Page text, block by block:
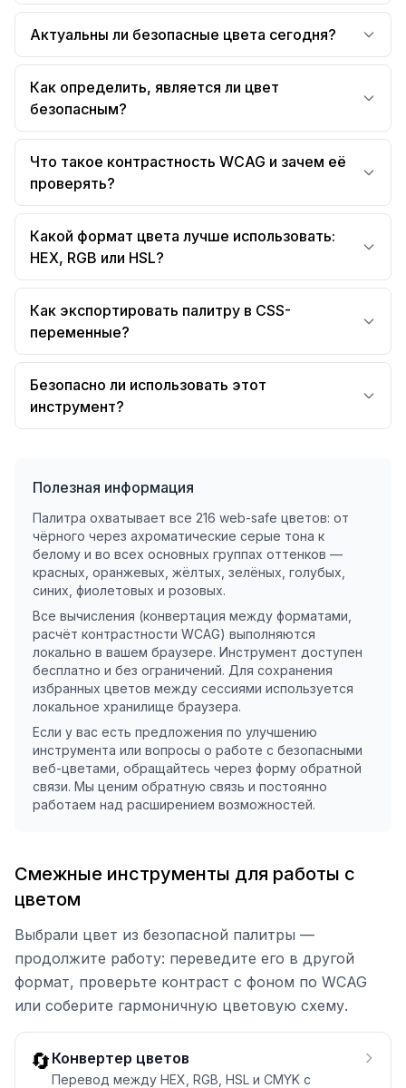
Актуальны ли безопасные цвета сегодня?
Как определить, является ли цвет
безопасным?
Что такое контрастность WCAG и зачем её
проверять?
Какой формат цвета лучше использовать:
HEX, RGB или HSL?
Как экспортировать палитру в CSS-
переменные?
Безопасно ли использовать этот
инструмент?
Полезная информация
Палитра охватывает все 216 web-safe цветов: от
чёрного через ахроматические серые тона к
белому и во всех основных группах оттенков —
красных, оранжевых, жёлтых, зелёных, голубых,
синих, фиолетовых и розовых.
Все вычисления (конвертация между форматами,
расчёт контрастности WCAG) выполняются
локально в вашем браузере. Инструмент доступен
бесплатно и без ограничений. Для сохранения
избранных цветов между сессиями используется
локальное хранилище браузера.
Если у вас есть предложения по улучшению
инструмента или вопросы о работе с безопасными
веб-цветами, обращайтесь через форму обратной
связи. Мы ценим обратную связь и постоянно
работаем над расширением возможностей.
Смежные инструменты для работы с
цветом
Выбрали цвет из безопасной палитры —
продолжите работу: переведите его в другой
формат, проверьте контраст с фоном по WCAG
или соберите гармоничную цветовую схему.
🔄 Конвертер цветов
Перевод между HEX, RGB, HSL и CMYK с